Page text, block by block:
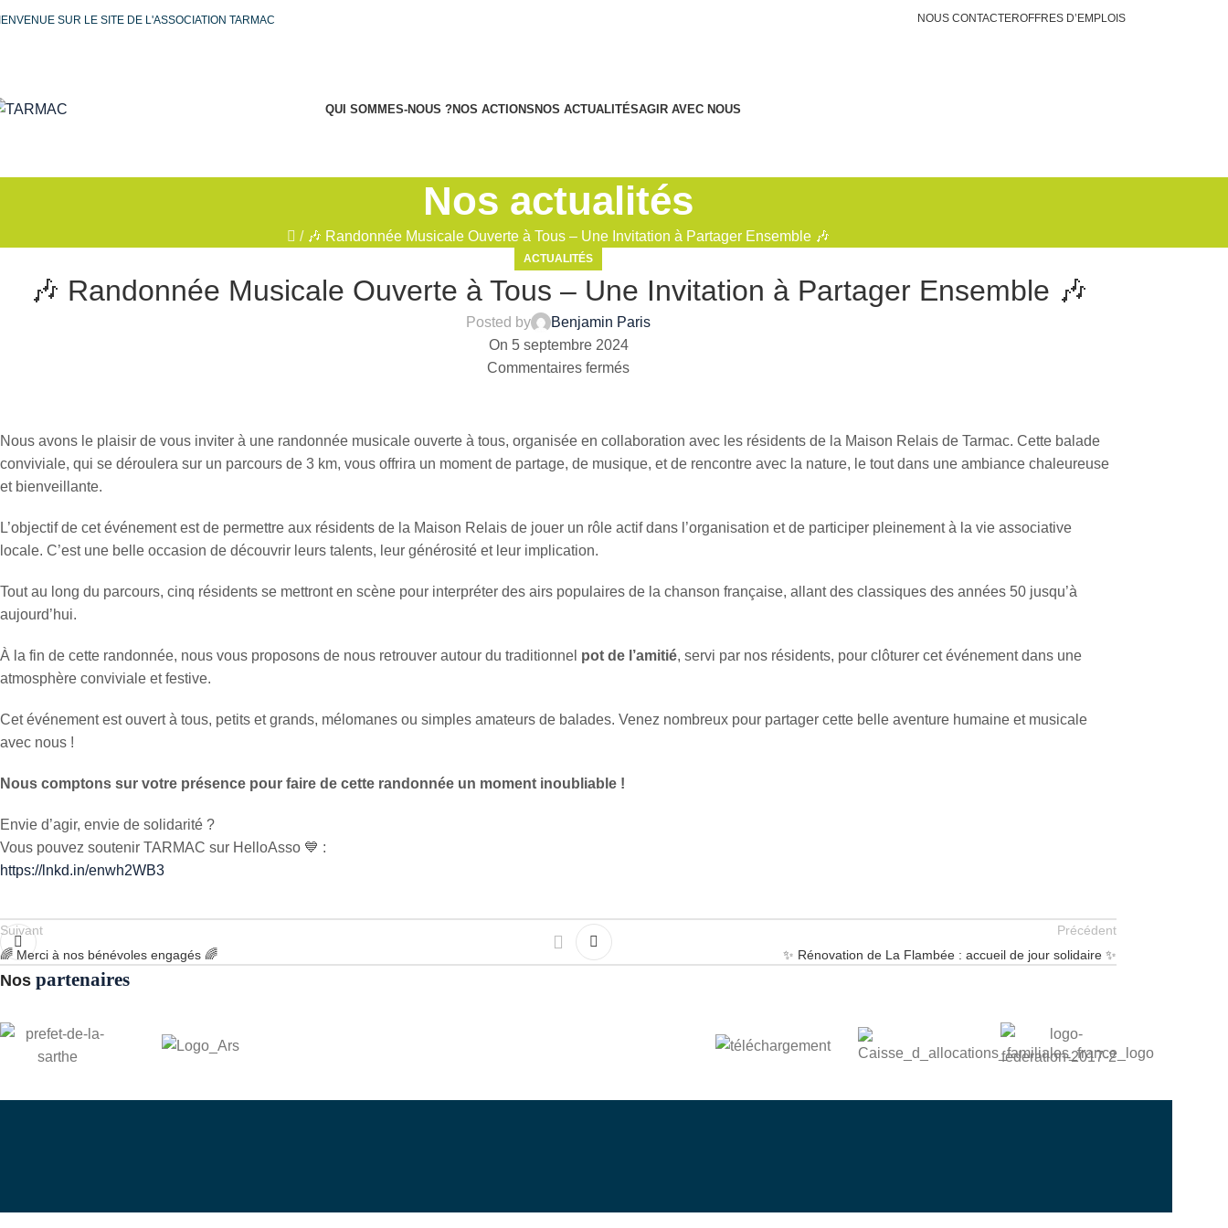
SUR LE SITE DE L'ASSOCIATION TARMAC NOUS CONTACTEROFFRES D’EMPLOIS
QUI SOMMES-NOUS ?NOS ACTIONSNOS ACTUALITÉSAGIR AVEC NOUS
Nos actualités
/ 🎶 Randonnée Musicale Ouverte à Tous – Une Invitation à Partager Ensemble 🎶
ACTUALITÉS
🎶 Randonnée Musicale Ouverte à Tous – Une Invitation à Partager Ensemble 🎶
Posted by
Benjamin Paris
On 5 septembre 2024
Commentaires fermés
Nous avons le plaisir de vous inviter à une randonnée musicale ouverte à tous, organisée en collaboration avec les résidents de la Maison Relais de Tarmac. Cette balade
conviviale, qui se déroulera sur un parcours de 3 km, vous offrira un moment de partage, de musique, et de rencontre avec la nature, le tout dans une ambiance chaleureuse
et bienveillante.
L’objectif de cet événement est de permettre aux résidents de la Maison Relais de jouer un rôle actif dans l’organisation et de participer pleinement à la vie associative
locale. C’est une belle occasion de découvrir leurs talents, leur générosité et leur implication.
Tout au long du parcours, cinq résidents se mettront en scène pour interpréter des airs populaires de la chanson française, allant des classiques des années 50 jusqu’à
aujourd’hui.
À la fin de cette randonnée, nous vous proposons de nous retrouver autour du traditionnel pot de l’amitié, servi par nos résidents, pour clôturer cet événement dans une
atmosphère conviviale et festive.
Cet événement est ouvert à tous, petits et grands, mélomanes ou simples amateurs de balades. Venez nombreux pour partager cette belle aventure humaine et musicale
avec nous !
Nous comptons sur votre présence pour faire de cette randonnée un moment inoubliable !
Envie d’agir, envie de solidarité ?
Vous pouvez soutenir TARMAC sur HelloAsso 💙 :
https://lnkd.in/enwh2WB3
Suivant
🌈 Merci à nos bénévoles engagés 🌈
Précédent
✨ Rénovation de La Flambée : accueil de jour solidaire ✨
Nos partenaires